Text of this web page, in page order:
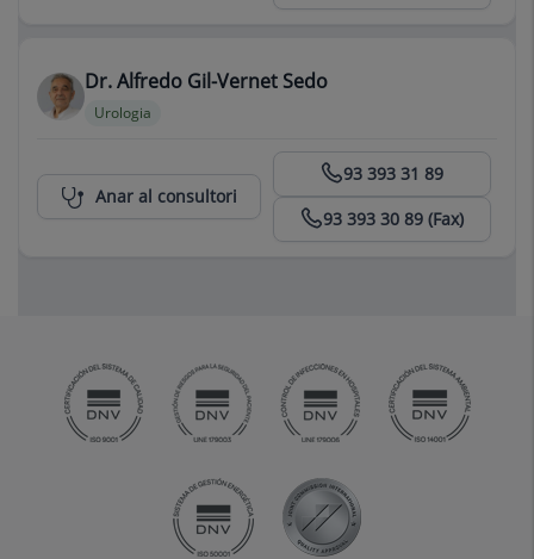
Dr. Alfredo Gil-Vernet Sedo
Urologia
93 393 31 89
93 393 30 89 (Fax)
Anar al consultori